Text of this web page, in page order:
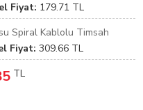
Fiyat: 179.71 TL
Spiral Kablolu Timsah
Fiyat: 309.66 TL
TL